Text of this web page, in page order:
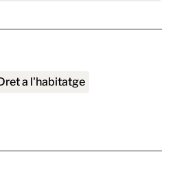
Dret a l'habitatge